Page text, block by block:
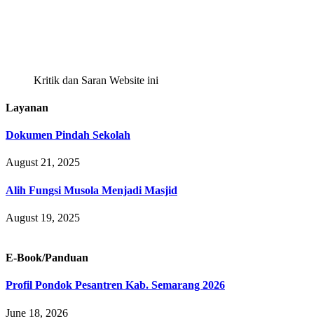
Kritik dan Saran Website ini
Layanan
Dokumen Pindah Sekolah
August 21, 2025
Alih Fungsi Musola Menjadi Masjid
August 19, 2025
E-Book/Panduan
Profil Pondok Pesantren Kab. Semarang 2026
June 18, 2026